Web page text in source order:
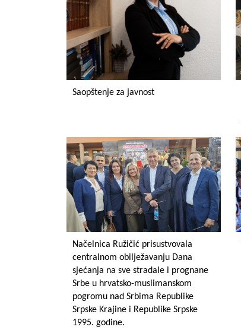
Saopštenje za javnost
Načelnica Ružičić prisustvovala
centralnom obilježavanju Dana
sjećanja na sve stradale i prognane
Srbe u hrvatsko-muslimanskom
pogromu nad Srbima Republike
Srpske Krajine i Republike Srpske
1995. godine.